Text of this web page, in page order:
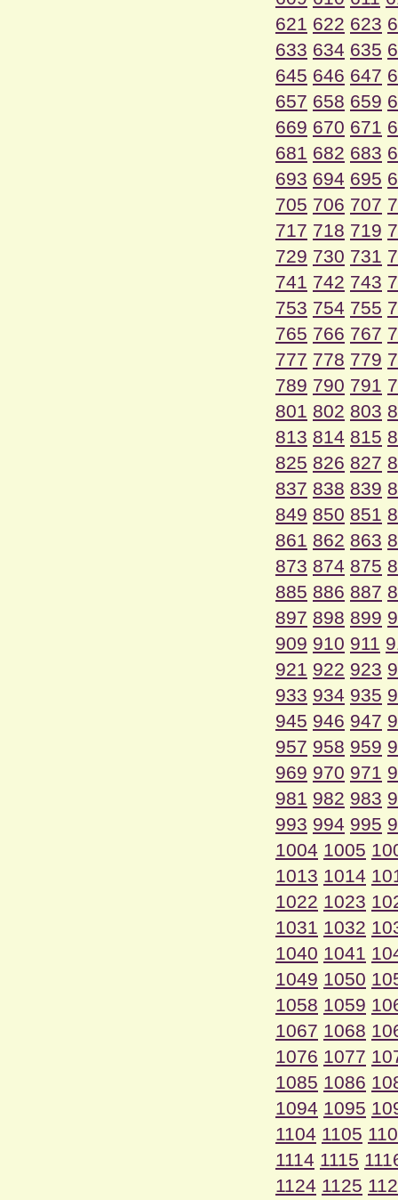
621 622 623
633 634 635
645 646 647
657 658 659
669 670 671
681 682 683
693 694 695
705 706 707
717 718 719
729 730 731
741 742 743
753 754 755
765 766 767
777 778 779
789 790 791
801 802 803
813 814 815
825 826 827
837 838 839
849 850 851
861 862 863
873 874 875
885 886 887
897 898 899
909 910 911
921 922 923
933 934 935
945 946 947
957 958 959
969 970 971
981 982 983
993 994 995
1004 1005
1013 1014
1022 1023
1031 1032
1040 1041
1049 1050
1058 1059
1067 1068
1076 1077
1085 1086
1094 1095
1104 1105
1114 1115
1124 1125